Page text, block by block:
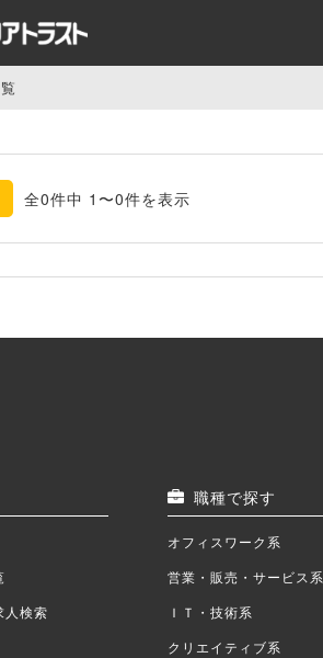
全0件中 1〜0件を表示
人検索
職種で探す
オフィスワーク系
営業・販売・サービス系
ＩＴ・技術系
クリエイティブ系